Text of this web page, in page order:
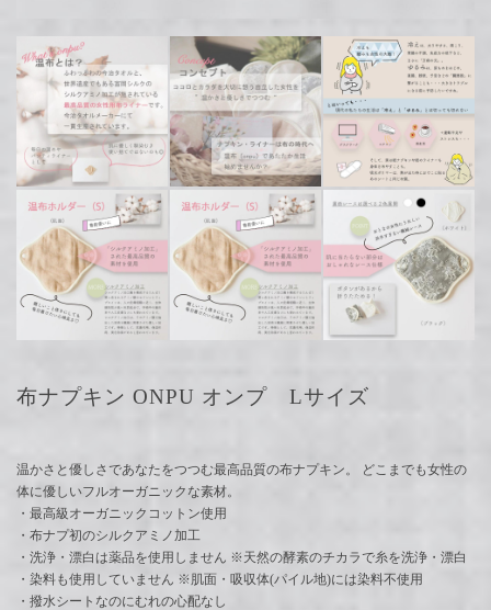
布ナプキン ONPU オンプ Lサイズ
温かさと優しさであなたをつつむ最高品質の布ナプキン。 どこまでも女性の
体に優しいフルオーガニックな素材。
・最高級オーガニックコットン使用
・布ナプ初のシルクアミノ加工
・洗浄・漂白は薬品を使用しません ※天然の酵素のチカラで糸を洗浄・漂白
・染料も使用していません ※肌面・吸収体(パイル地)には染料不使用
・撥水シートなのにむれの心配なし